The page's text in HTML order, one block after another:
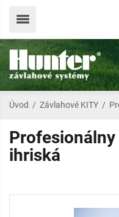
Úvod / Závlahové KITY /
ihriská